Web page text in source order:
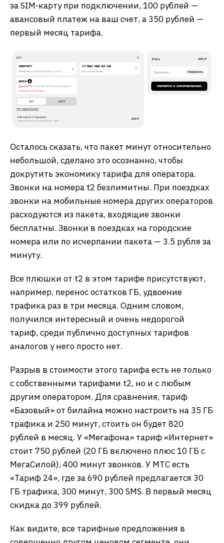
за SIM-карту при подключении, 100 рублей —
авансовый платеж на ваш счет, а 350 рублей —
первый месяц тарифа.
Осталось сказать, что пакет минут относительно
небольшой, сделано это осознанно, чтобы
докрутить экономику тарифа для оператора.
Звонки на номера t2 безлимитны. При поездках
звонки на мобильные номера других операторов
расходуются из пакета, входящие звонки
бесплатны. Звонки в поездках на городские
номера или по исчерпании пакета — 3.5 рубля за
минуту.
Все плюшки от t2 в этом тарифе присутствуют,
например, перенос остатков ГБ, удвоение
трафика раз в три месяца. Одним словом,
получился интересный и очень недорогой
тариф, среди публично доступных тарифов
аналогов у него просто нет.
Разрыв в стоимости этого тарифа есть не только
с собственными тарифами t2, но и с любым
другим оператором. Для сравнения, тариф
«Базовый» от билайна можно настроить на 35 ГБ
трафика и 250 минут, стоить он будет 820
рублей в месяц. У «Мегафона» тариф «Интернет»
стоит 750 рублей (20 ГБ включено плюс 10 ГБ с
МегаСилой), 400 минут звонков. У МТС есть
«Тариф 24», где за 690 рублей предлагается 30
ГБ трафика, 300 минут, 300 SMS. В первый месяц
скидка до 399 рублей.
Как видите, все тарифные предложения в